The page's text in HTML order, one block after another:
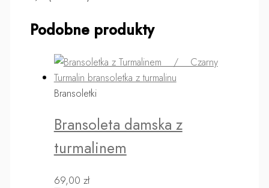
Podobne produkty
Bransoletki
Bransoleta damska z
turmalinem
69,00 zł